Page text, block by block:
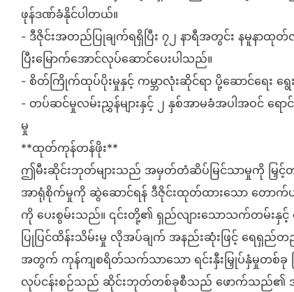
ဖုန်ဒဏ်ခံနိုင်ပါတယ်။
- ဒီဇိုင်းအတည်ပြုချက်ရရှိပြီး ၇၂ နာရီအတွင်း နမူနာထုတ်
ပြီးမြောက်အောင်လုပ်ဆောင်ပေးပါသည်။
- စိတ်ကြိုက်ထုပ်ပိုးမှုနှင့် ကမ္ဘာလုံးဆိုင်ရာ ပို့ဆောင်ရေး ရွေး
- တပ်ဆင်မှုလမ်းညွှန်များနှင့် ၂ နှစ်အာမခံအပါအဝင် ရောင်
မှု
**ထုတ်ကုန်တန်ဖိုး**
ဤမီးဆိုင်းဘုတ်များသည် အမှတ်တံဆိပ်မြင်သာမှုကို မြှင့်တ
အာရုံစိုက်မှုကို ဆွဲဆောင်ရန် ဒီဇိုင်းထုတ်ထားသော တောက်ပပ
ကို ပေးစွမ်းသည်။ ၎င်းတို့၏ ရှည်လျားသောသက်တမ်းနှင့် ရ
ပြုပြင်ထိန်းသိမ်းမှု လိုအပ်ချက် အနည်းဆုံးဖြင့် ရေရှည်တ
အတွက် ကုန်ကျစရိတ်သက်သာသော ရင်းနှီးမြှုပ်နှံမှုတစ်ခု
လုပ်ငန်းစဉ်သည် ဆိုင်းဘုတ်တစ်ခုစီသည် ဖောက်သည်